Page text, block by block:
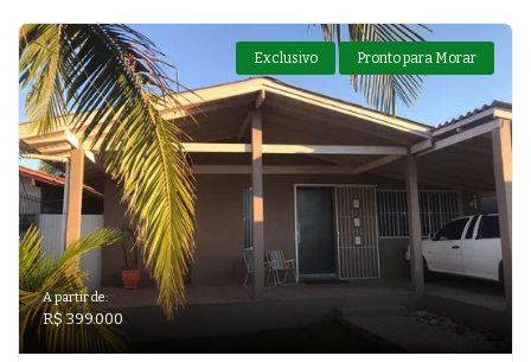
Exclusivo Pronto para Morar
A partir de:
R$ 399.000